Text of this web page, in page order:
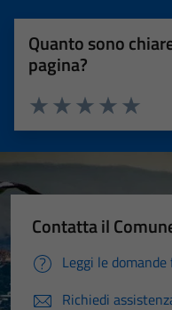
Quanto sono
pagina?
Valuta
Valuta 4
Valuta 3 stelle
Valuta 2 stelle su 5
Valuta 1 stelle su 5
Contatta il
Leggi le
Richiedi